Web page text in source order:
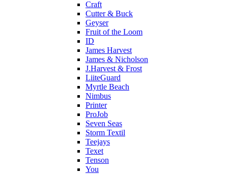
Craft
Cutter & Buck
Geyser
Fruit of the Loom
ID
James Harvest
James & Nicholson
J.Harvest & Frost
LiiteGuard
Myrtle Beach
Nimbus
Printer
ProJob
Seven Seas
Storm Textil
Teejays
Texet
Tenson
You